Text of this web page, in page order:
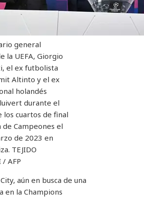
general
la UEFA, Giorgio
el ex futbolista
Altinto y el ex
holandés
durante el
los cuartos de final
de Campeones el
de 2023 en
TEJIDO
/ AFP
aún en busca de una
en la Champions